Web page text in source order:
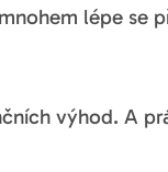
lépe se
výhod. A